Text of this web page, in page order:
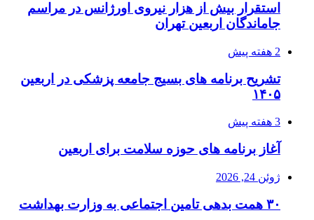
استقرار بیش از هزار نیروی اورژانس در مراسم
جاماندگان اربعین تهران
2 هفته پیش
تشریح برنامه های بسیج جامعه پزشکی در اربعین
۱۴۰۵
3 هفته پیش
آغاز برنامه های حوزه سلامت برای اربعین
ژوئن 24, 2026
۳۰ همت بدهی تامین اجتماعی به وزارت بهداشت